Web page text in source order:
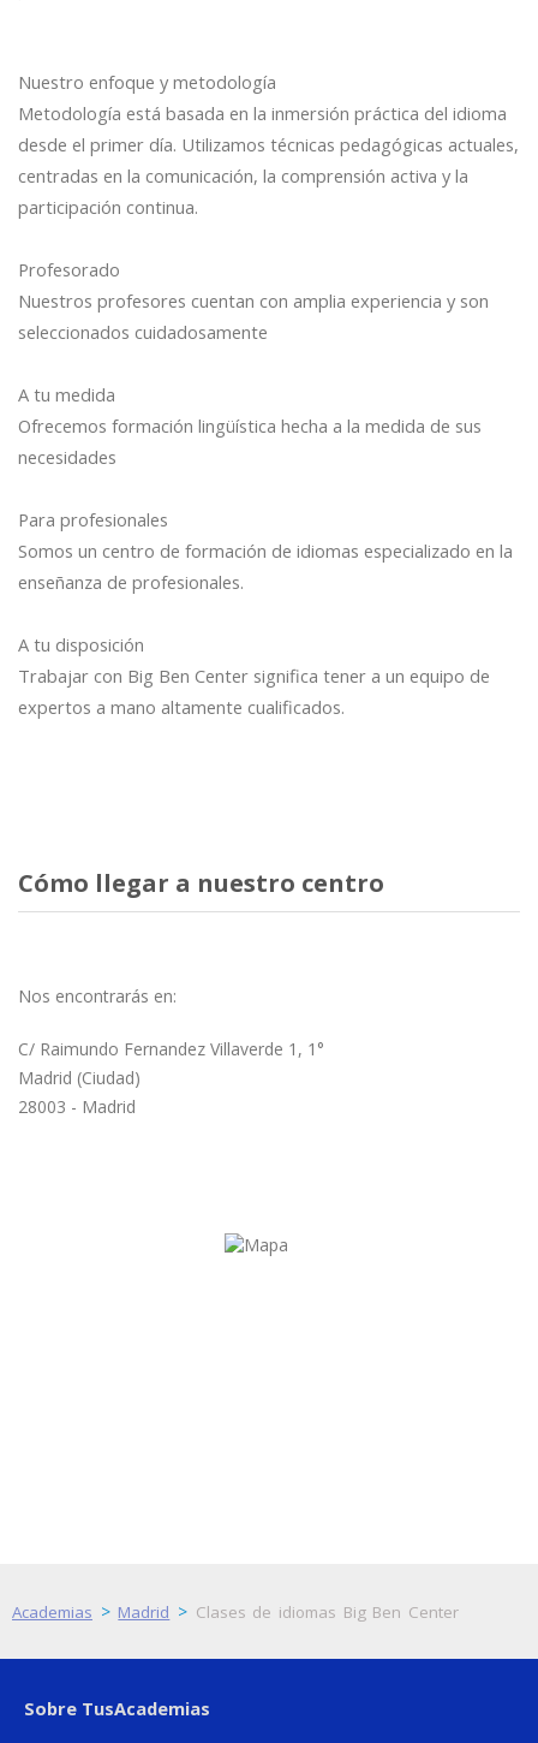
Nuestro enfoque y metodología
Metodología está basada en la inmersión práctica del idioma
desde el primer día. Utilizamos técnicas pedagógicas actuales,
centradas en la comunicación, la comprensión activa y la
participación continua.
Profesorado
Nuestros profesores cuentan con amplia experiencia y son
seleccionados cuidadosamente
A tu medida
Ofrecemos formación lingüística hecha a la medida de sus
necesidades
Para profesionales
Somos un centro de formación de idiomas especializado en la
enseñanza de profesionales.
A tu disposición
Trabajar con Big Ben Center significa tener a un equipo de
expertos a mano altamente cualificados.
Cómo llegar a nuestro centro
Nos encontrarás en:
C/ Raimundo Fernandez Villaverde 1, 1°
Madrid (Ciudad)
28003 - Madrid
Academias > Madrid > Clases de idiomas Big Ben Center
Sobre TusAcademias